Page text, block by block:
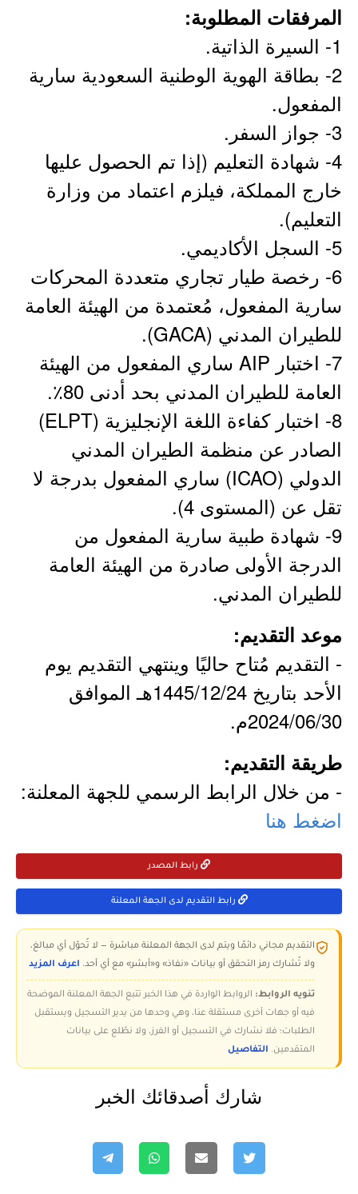
المرفقات المطلوبة:
1- السيرة الذاتية.
2- بطاقة الهوية الوطنية السعودية سارية
المفعول.
3- جواز السفر.
4- شهادة التعليم (إذا تم الحصول عليها
خارج المملكة، فيلزم اعتماد من وزارة
التعليم).
5- السجل الأكاديمي.
6- رخصة طيار تجاري متعددة المحركات
سارية المفعول، مُعتمدة من الهيئة العامة
للطيران المدني (GACA).
7- اختبار AIP ساري المفعول من الهيئة
العامة للطيران المدني بحد أدنى 80٪.
8- اختبار كفاءة اللغة الإنجليزية (ELPT)
الصادر عن منظمة الطيران المدني
الدولي (ICAO) ساري المفعول بدرجة لا
تقل عن (المستوى 4).
9- شهادة طبية سارية المفعول من
الدرجة الأولى صادرة من الهيئة العامة
للطيران المدني.
موعد التقديم:
- التقديم مُتاح حاليًا وينتهي التقديم يوم
الأحد بتاريخ 1445/12/24هـ الموافق
2024/06/30م.
طريقة التقديم:
- من خلال الرابط الرسمي للجهة المعلنة:
اضغط هنا
رابط المصدر
رابط التقديم لدى الجهة المعلنة
التقديم مجاني دائمًا ويتم لدى الجهة المعلنة مباشرة — لا تُحوّل أي مبالغ،
ولا تُشارك رمز التحقق أو بيانات «نفاذ» و«أبشر» مع أي أحد. اعرف المزيد
تنويه الروابط: الروابط الواردة في هذا الخبر تتبع الجهة المعلنة الموضحة
فيه أو جهات أخرى مستقلة عنا، وهي وحدها من يدير التسجيل ويستقبل
الطلبات؛ فلا نشارك في التسجيل أو الفرز، ولا نطّلع على بيانات
المتقدمين. التفاصيل
شارك أصدقائك الخبر